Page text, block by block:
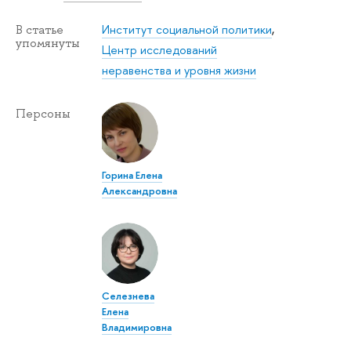
В статье
упомянуты
Институт социальной политики,
Центр исследований
неравенства и уровня жизни
Персоны
Горина Елена
Александровна
Селезнева
Елена
Владимировна